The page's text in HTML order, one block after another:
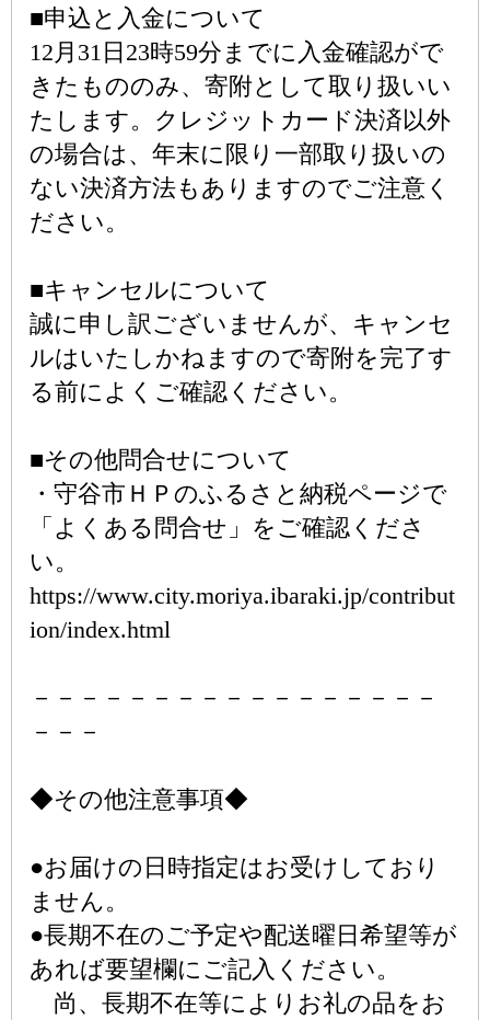
■申込と入金について
12月31日23時59分までに入金確認がで
きたもののみ、寄附として取り扱いい
たします。クレジットカード決済以外
の場合は、年末に限り一部取り扱いの
ない決済方法もありますのでご注意く
ださい。
■キャンセルについて
誠に申し訳ございませんが、キャンセ
ルはいたしかねますので寄附を完了す
る前によくご確認ください。
■その他問合せについて
・守谷市ＨＰのふるさと納税ページで
「よくある問合せ」をご確認くださ
い。
https://www.city.moriya.ibaraki.jp/contribut
ion/index.html
－－－－－－－－－－－－－－－－－
－－－
◆その他注意事項◆
●お届けの日時指定はお受けしており
ません。
●長期不在のご予定や配送曜日希望等が
あれば要望欄にご記入ください。
尚、長期不在等によりお礼の品をお